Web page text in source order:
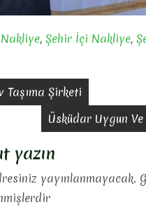
,Şehir İçi Nakliye,
Taşıma Şirketi
Üsküdar Uygun
yazın
yayınlanmayacak.